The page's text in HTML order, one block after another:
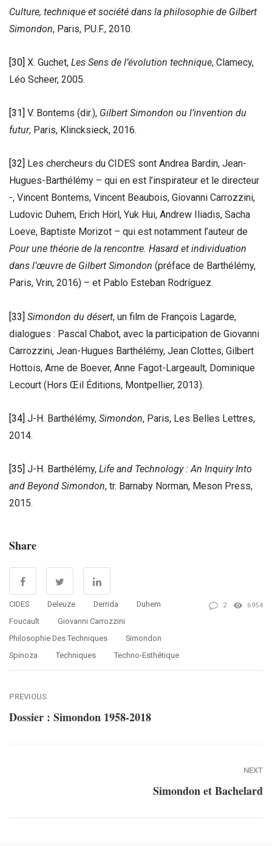
Culture, technique et société dans la philosophie de Gilbert
Simondon, Paris, P.U.F., 2010.
[30] X. Guchet, Les Sens de l’évolution technique, Clamecy,
Léo Scheer, 2005.
[31] V. Bontems (dir.), Gilbert Simondon ou l’invention du
futur, Paris, Klincksieck, 2016.
[32]
Les chercheurs du CIDES sont Andrea Bardin, Jean-
Hugues-Barthélémy – qui en est l’inspirateur et le directeur
-, Vincent Bontems, Vincent Beaubois, Giovanni Carrozzini,
Ludovic Duhem, Erich Hörl, Yuk Hui, Andrew Iliadis, Sacha
Loeve, Baptiste Morizot – qui est notamment l’auteur de
Pour une théorie de la rencontre. Hasard et individuation
dans l’œuvre de Gilbert Simondon (préface de Barthélémy,
Paris, Vrin, 2016) – et Pablo Esteban Rodríguez.
[33] Simondon du désert, un film de François Lagarde,
dialogues : Pascal Chabot, avec la participation de Giovanni
Carrozzini, Jean-Hugues Barthélémy, Jean Clottes, Gilbert
Hottois, Arne de Boever, Anne Fagot-Largeault, Dominique
Lecourt (Hors Œil Éditions, Montpellier, 2013).
[34] J-H. Barthélémy, Simondon, Paris, Les Belles Lettres,
2014.
[35] J-H. Barthélémy, Life and Technology : An Inquiry Into
and Beyond Simondon, tr. Barnaby Norman, Meson Press,
2015.
Share
CIDES Deleuze Derrida
Duhem
Foucault
Giovanni Carrozzini
Philosophie Des Techniques
Simondon
Spinoza
Techniques Techno-Esthétique
2 6954
PREVIOUS
Dossier : Simondon 1958-2018
NEXT
Simondon et Bachelard